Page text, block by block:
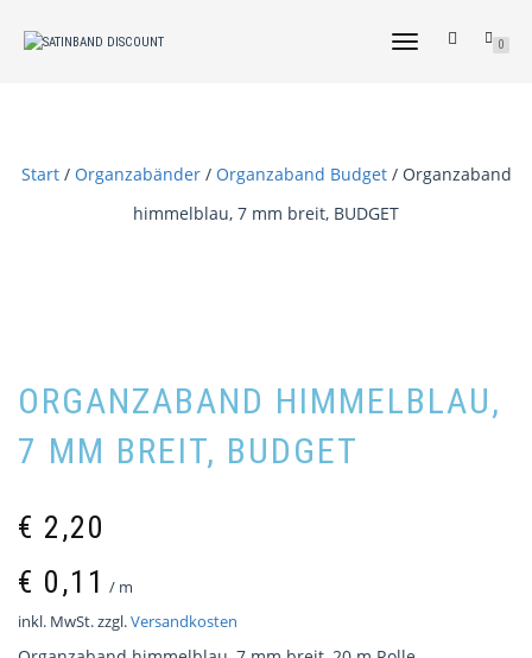
NAVIGATION
0
Start/ Organzabänder/ Organzaband Budget/ Organzaband
himmelblau, 7 mm breit, BUDGET
ORGANZABAND HIMMELBLAU,
7 MM BREIT, BUDGET
€ 2,20
€ 0,11 / m
inkl. MwSt.zzgl.Versandkosten